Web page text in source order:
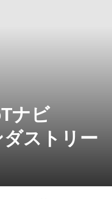
ナビ
ストリー